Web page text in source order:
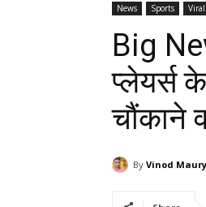
News Sports
Big
प्लेयर्स
चौंकाने
By Vinod